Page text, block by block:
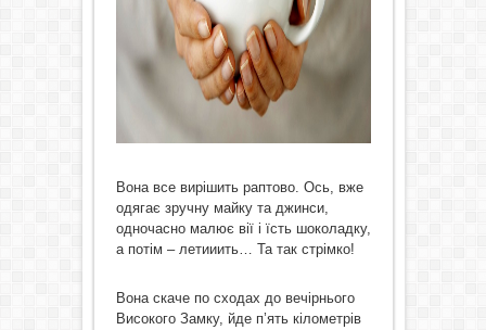
Вона все вирішить раптово. Ось, вже
одягає зручну майку та джинси,
одночасно малює вії і їсть шоколадку,
а потім – летииить… Та так стрімко!
Вона скаче по сходах до вечірнього
Високого Замку, йде п’ять кілометрів